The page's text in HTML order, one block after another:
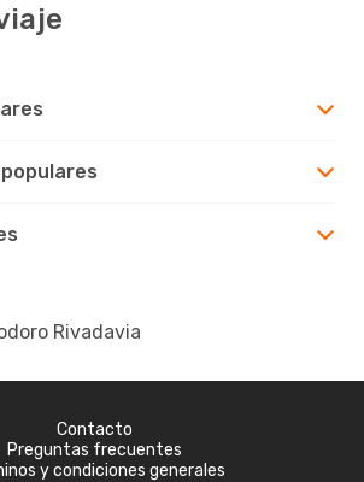
Rivadavia
Contacto
Preguntas frecuentes
y condiciones generales